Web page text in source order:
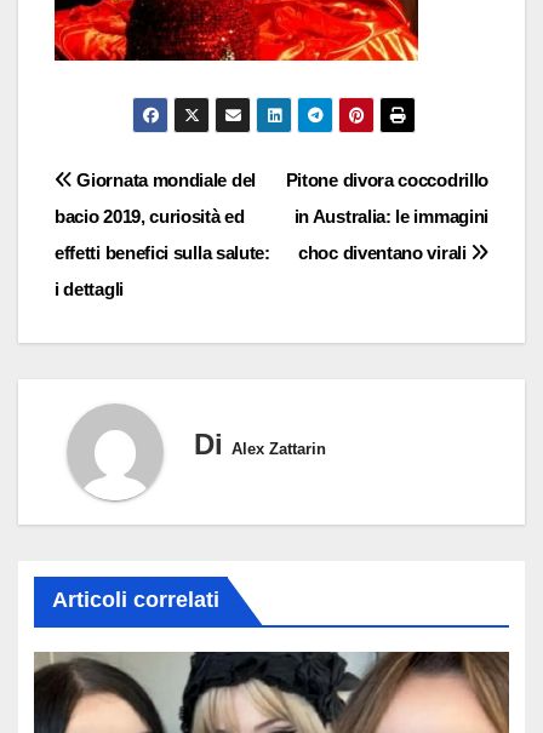
Navigazione
articoli
Pitone divora coccodrillo
in Australia: le immagini
choc diventano virali
Giornata mondiale del
bacio 2019, curiosità ed
effetti benefici sulla salute:
i dettagli
Di Alex Zattarin
Articoli correlati